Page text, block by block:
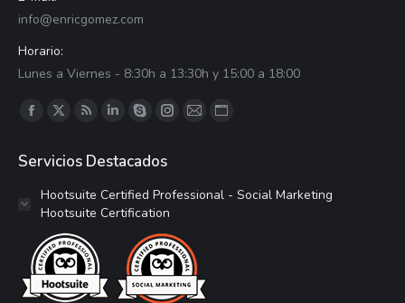
info@enricgomez.com
Horario:
Lunes a Viernes - 8:30h a 13:30h y 15:00 a 18:00
Encuéntranos en:
Facebook
se
abre
en
una
ventana
nueva
X
se
abre
en
una
ventana
nueva
RSS
se
abre
en
una
ventana
nueva
LinkedIn
se
abre
en
ventana
nueva
Skype
se
abre
en
una
ventana
nueva
Instagram
se
abre
en
una
ventana
nueva
Correo
abre
ventana
nueva
Sitio
se
Servicios Destacados
Hootsuite Certified Professional - Social Marketing
Hootsuite Certification